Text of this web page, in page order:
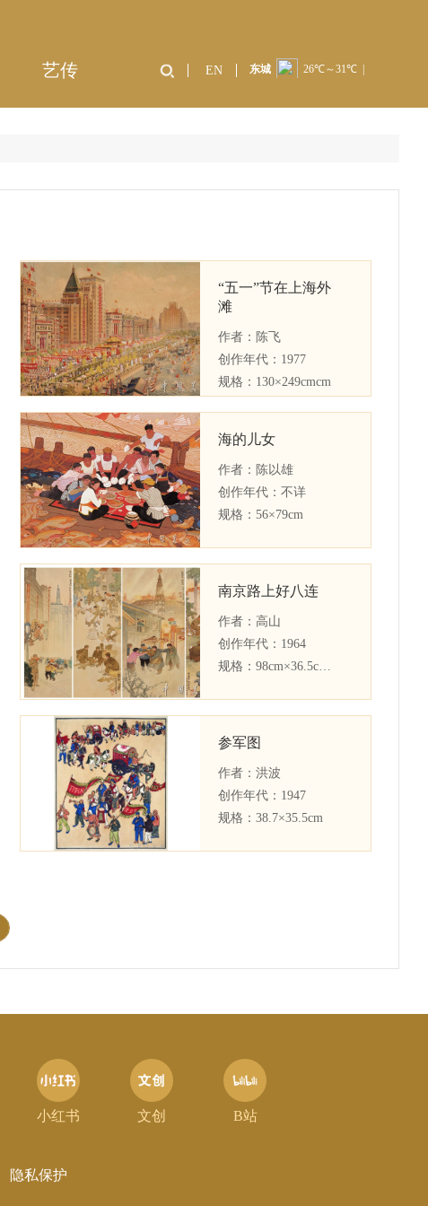
EN
艺传
“五一”节在上海外
滩
作者： 陈飞
创作年代： 1977
规格： 130×249cmcm
海的儿女
作者： 陈以雄
创作年代：不详
规格：56×79cm
南京路上好八连
作者： 高山
创作年代： 1964
规格：98cm×36.5cm×4
参军图
作者：洪波
创作年代： 1947
规格：38.7×35.5cm
小红书 文创 B站
隐私保护